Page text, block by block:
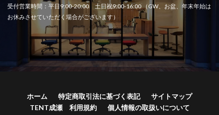
受付営業時間：平日9:00-20:00 土日祝9:00-16:00 （GW、お盆、年末年始は
お休みさせていただく場合がございます）
ホーム 特定商取引法に基づく表記
サイトマップ
TENT成瀬 利用規約
個人情報の取扱いについて